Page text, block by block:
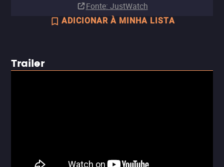
Fonte: JustWatch
ADICIONAR À MINHA LISTA
Trailer